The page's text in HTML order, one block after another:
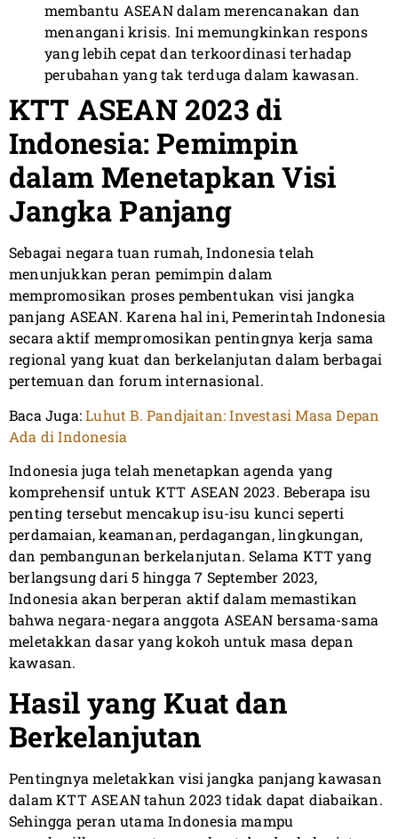
membantu ASEAN dalam merencanakan dan
menangani krisis. Ini memungkinkan respons
yang lebih cepat dan terkoordinasi terhadap
perubahan yang tak terduga dalam kawasan.
KTT ASEAN 2023 di
Indonesia: Pemimpin
dalam Menetapkan Visi
Jangka Panjang
Sebagai negara tuan rumah, Indonesia telah
menunjukkan peran pemimpin dalam
mempromosikan proses pembentukan visi jangka
panjang ASEAN. Karena hal ini, Pemerintah Indonesia
secara aktif mempromosikan pentingnya kerja sama
regional yang kuat dan berkelanjutan dalam berbagai
pertemuan dan forum internasional.
Baca Juga:Luhut B. Pandjaitan: Investasi Masa Depan
Ada di Indonesia
Indonesia juga telah menetapkan agenda yang
komprehensif untuk KTT ASEAN 2023. Beberapa isu
penting tersebut mencakup isu-isu kunci seperti
perdamaian, keamanan, perdagangan, lingkungan,
dan pembangunan berkelanjutan. Selama KTT yang
berlangsung dari 5 hingga 7 September 2023,
Indonesia akan berperan aktif dalam memastikan
bahwa negara-negara anggota ASEAN bersama-sama
meletakkan dasar yang kokoh untuk masa depan
kawasan.
Hasil yang Kuat dan
Berkelanjutan
Pentingnya meletakkan visi jangka panjang kawasan
dalam KTT ASEAN tahun 2023 tidak dapat diabaikan.
Sehingga peran utama Indonesia mampu